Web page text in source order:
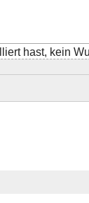
hast, kein